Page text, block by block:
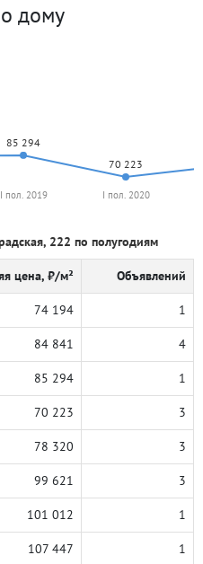
дому
85 294
70 223
I пол. 2019 I пол. 2020
222 по полугодиям
цена, ₽/м² Объявлений
74 194 1
84 841 4
85 294 1
70 223 3
78 320 3
99 621 3
101 012 1
107 447 1